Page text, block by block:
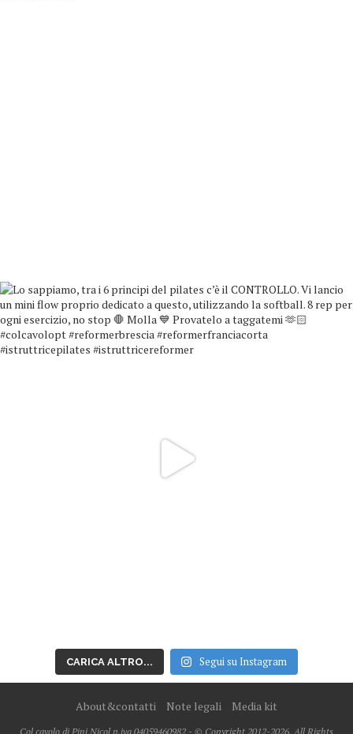
CARICA ALTRO... Segui su Instagram
About&contatti Note legali Media kit
Col cavolo di Pini Nicol p.iva 04059460982 - © Copyright 2012-2026, All Rights